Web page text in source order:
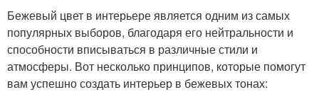
Бежевый цвет в интерьере является одним из самых
популярных выборов, благодаря его нейтральности и
способности вписываться в различные стили и
атмосферы. Вот несколько принципов, которые помогут
вам успешно создать интерьер в бежевых тонах: